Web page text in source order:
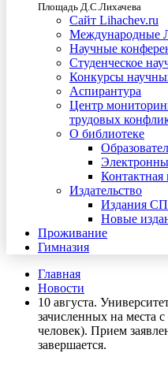
Площадь Д.С.Лихачева
Сайт Lihachev.ru
Международные
Научные
Студенческое
Конкурсы
Аспирантура
Центр
трудовых
О библиотеке
Издательство
Издания
Новые
Проживание
Гимназия
Главная
Новости
10 августа.
зачисленных на места
человек). Прием
завершается.